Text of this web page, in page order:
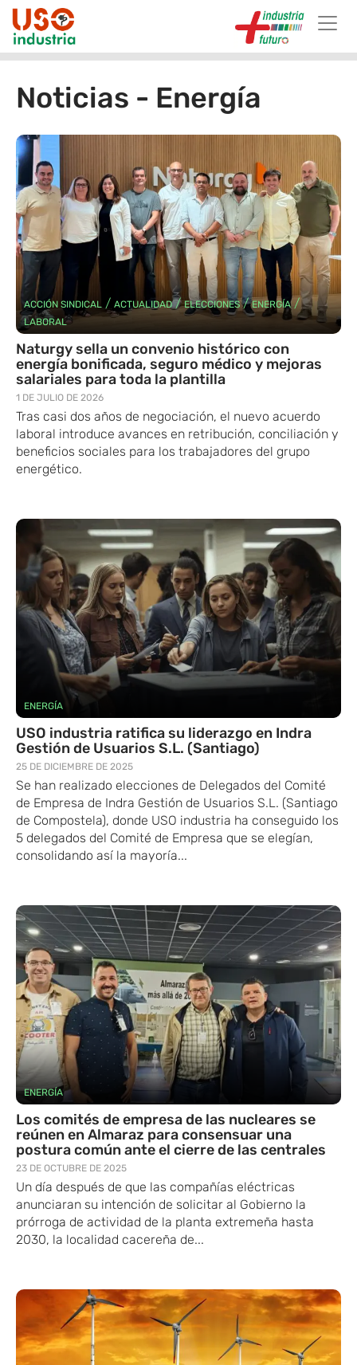
Skip to main content
Noticias - Energía
ACCIÓN SINDICAL / ACTUALIDAD/ELECCIONES/ENERGÍA/
LABORAL
Naturgy sella un convenio histórico con
energía bonificada, seguro médico y mejoras
salariales para toda la plantilla
1 DE JULIO DE 2026
Tras casi dos años de negociación, el nuevo acuerdo
laboral introduce avances en retribución, conciliación y
beneficios sociales para los trabajadores del grupo
energético.
ENERGÍA
USO industria ratifica su liderazgo en Indra
Gestión de Usuarios S.L. (Santiago)
25 DE DICIEMBRE DE 2025
Se ​han realiza​do elecciones de Delegados del Comité
de ​Empresa de Indra Gestión de Usuarios S.L. ​(Santiago
de Compostela), donde USO industria ha conseguido los
5 delegados del Comité de ​Empresa que se elegían,
consolidando así la mayoría...
ENERGÍA
Los comités de empresa de las nucleares se
reúnen en Almaraz para consensuar una
postura común ante el cierre de las centrales
23 DE OCTUBRE DE 2025
Un día después de que las compañías eléctricas
anunciaran su intención de solicitar al Gobierno la
prórroga de actividad de la planta extremeña hasta
2030, la localidad cacereña de...